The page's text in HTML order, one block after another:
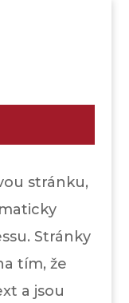
stránku,
Stránky
tím, že
a jsou